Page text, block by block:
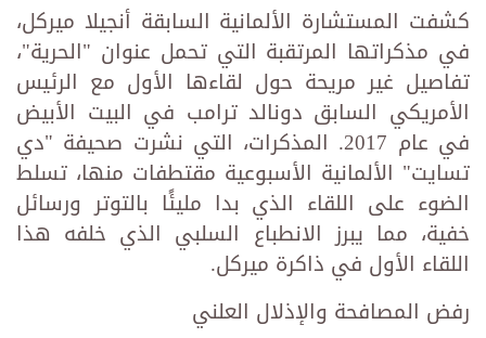
كشفت المستشارة الألمانية السابقة أنجيلا ميركل،
في مذكراتها المرتقبة التي تحمل عنوان "الحرية"،
تفاصيل غير مريحة حول لقاءها الأول مع الرئيس
الأمريكي السابق دونالد ترامب في البيت الأبيض
في عام 2017. المذكرات، التي نشرت صحيفة "دي
تسايت" الألمانية الأسبوعية مقتطفات منها، تسلط
الضوء على اللقاء الذي بدا مليئًا بالتوتر ورسائل
خفية، مما يبرز الانطباع السلبي الذي خلفه هذا
اللقاء الأول في ذاكرة ميركل.
رفض المصافحة والإذلال العلني